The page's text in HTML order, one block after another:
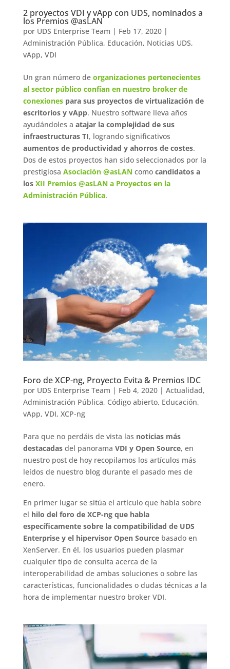
2 proyectos VDI y vApp con UDS, nominados a
los Premios @asLAN
por UDS Enterprise Team | Feb 17, 2020|
Administración Pública, Educación, Noticias UDS,
vApp, VDI
Un gran número de organizaciones pertenecientes
al sector público confían en nuestro broker de
conexionespara sus proyectos de virtualización de
escritorios y vApp. Nuestro software lleva años
ayudándoles a atajar la complejidad de sus
infraestructuras TI, logrando significativos
aumentos de productividad y ahorros de costes.
Dos de estos proyectos han sido seleccionados por la
prestigiosa Asociación @asLANcomo candidatos a
los XII Premios @asLAN a Proyectos en la
Administración Pública.
Foro de XCP-ng, Proyecto Evita & Premios IDC
por UDS Enterprise Team | Feb 4, 2020| Actualidad,
Administración Pública, Código abierto, Educación,
vApp, VDI, XCP-ng
Para que no perdáis de vista las noticias más
destacadasdel panorama VDI y Open Source, en
nuestro post de hoy recopilamos los artículos más
leídos de nuestro blog durante el pasado mes de
enero.
En primer lugar se sitúa el artículo que habla sobre
el hilo del foro de XCP-ng que habla
específicamente sobre la compatibilidad de UDS
Enterprise y el hipervisor Open Sourcebasado en
XenServer. En él, los usuarios pueden plasmar
cualquier tipo de consulta acerca de la
interoperabilidad de ambas soluciones o sobre las
características, funcionalidades o dudas técnicas a la
hora de implementar nuestro broker VDI.